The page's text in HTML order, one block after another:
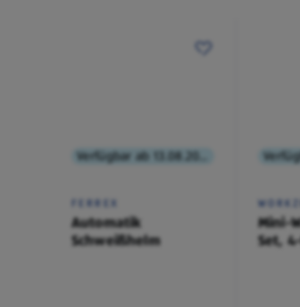
FERREX
Automatik
Schweißhelm
Mini-
Set,